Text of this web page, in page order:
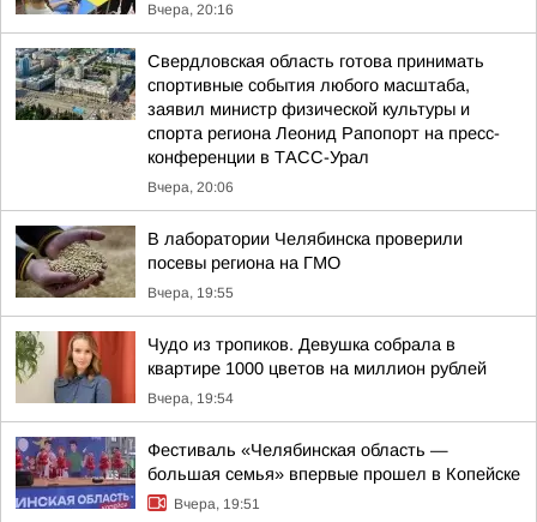
Вчера, 20:16
Свердловская область готова принимать
спортивные события любого масштаба,
заявил министр физической культуры и
спорта региона Леонид Рапопорт на пресс-
конференции в ТАСС-Урал
Вчера, 20:06
В лаборатории Челябинска проверили
посевы региона на ГМО
Вчера, 19:55
Чудо из тропиков. Девушка собрала в
квартире 1000 цветов на миллион рублей
Вчера, 19:54
Фестиваль «Челябинская область —
большая семья» впервые прошел в Копейске
Вчера, 19:51